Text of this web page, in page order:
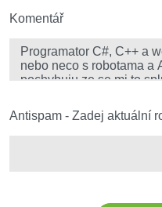
Fórum
Kybernetická
Komentář
Antispam - Zadej aktuální